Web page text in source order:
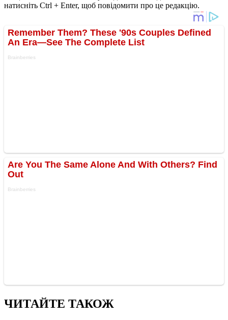
натисніть Ctrl + Enter, щоб повідомити про це редакцію.
ЧИТАЙТЕ ТАКОЖ